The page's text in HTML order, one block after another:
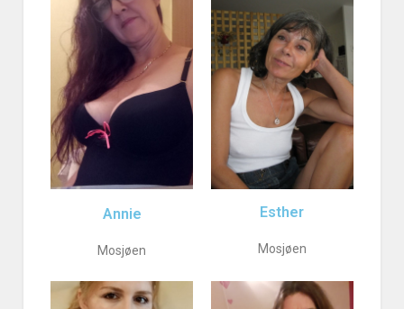
Annie
Mosjøen
Esther
Mosjøen